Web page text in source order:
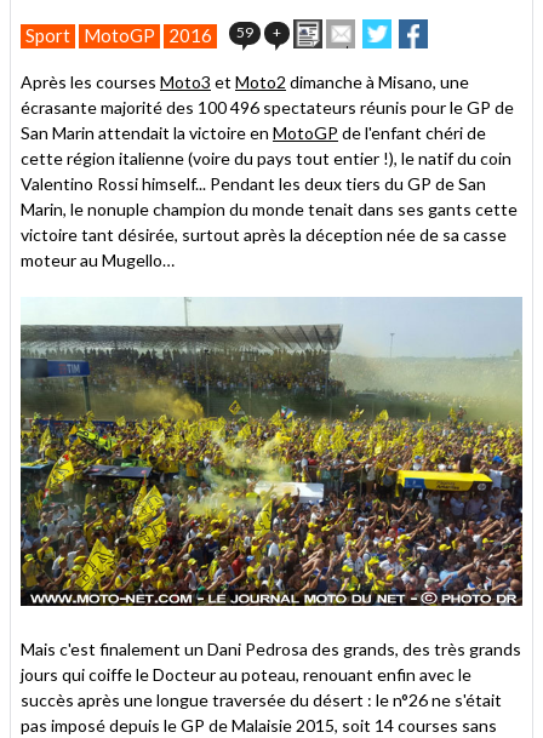
Sport MotoGP 2016 59 + ImprimerEnvoyer
cet
à
un
ami
Partager
sur
sur
Après les courses Moto3 et Moto2 dimanche à Misano, une
écrasante majorité des 100 496 spectateurs réunis pour le GP de
San Marin attendait la victoire en MotoGP de l'enfant chéri de
cette région italienne (voire du pays tout entier !), le natif du coin
Valentino Rossi himself... Pendant les deux tiers du GP de San
Marin, le nonuple champion du monde tenait dans ses gants cette
victoire tant désirée, surtout après la déception née de sa casse
moteur au Mugello…
Mais c'est finalement un Dani Pedrosa des grands, des très grands
jours qui coiffe le Docteur au poteau, renouant enfin avec le
succès après une longue traversée du désert : le n°26 ne s'était
pas imposé depuis le GP de Malaisie 2015, soit 14 courses sans